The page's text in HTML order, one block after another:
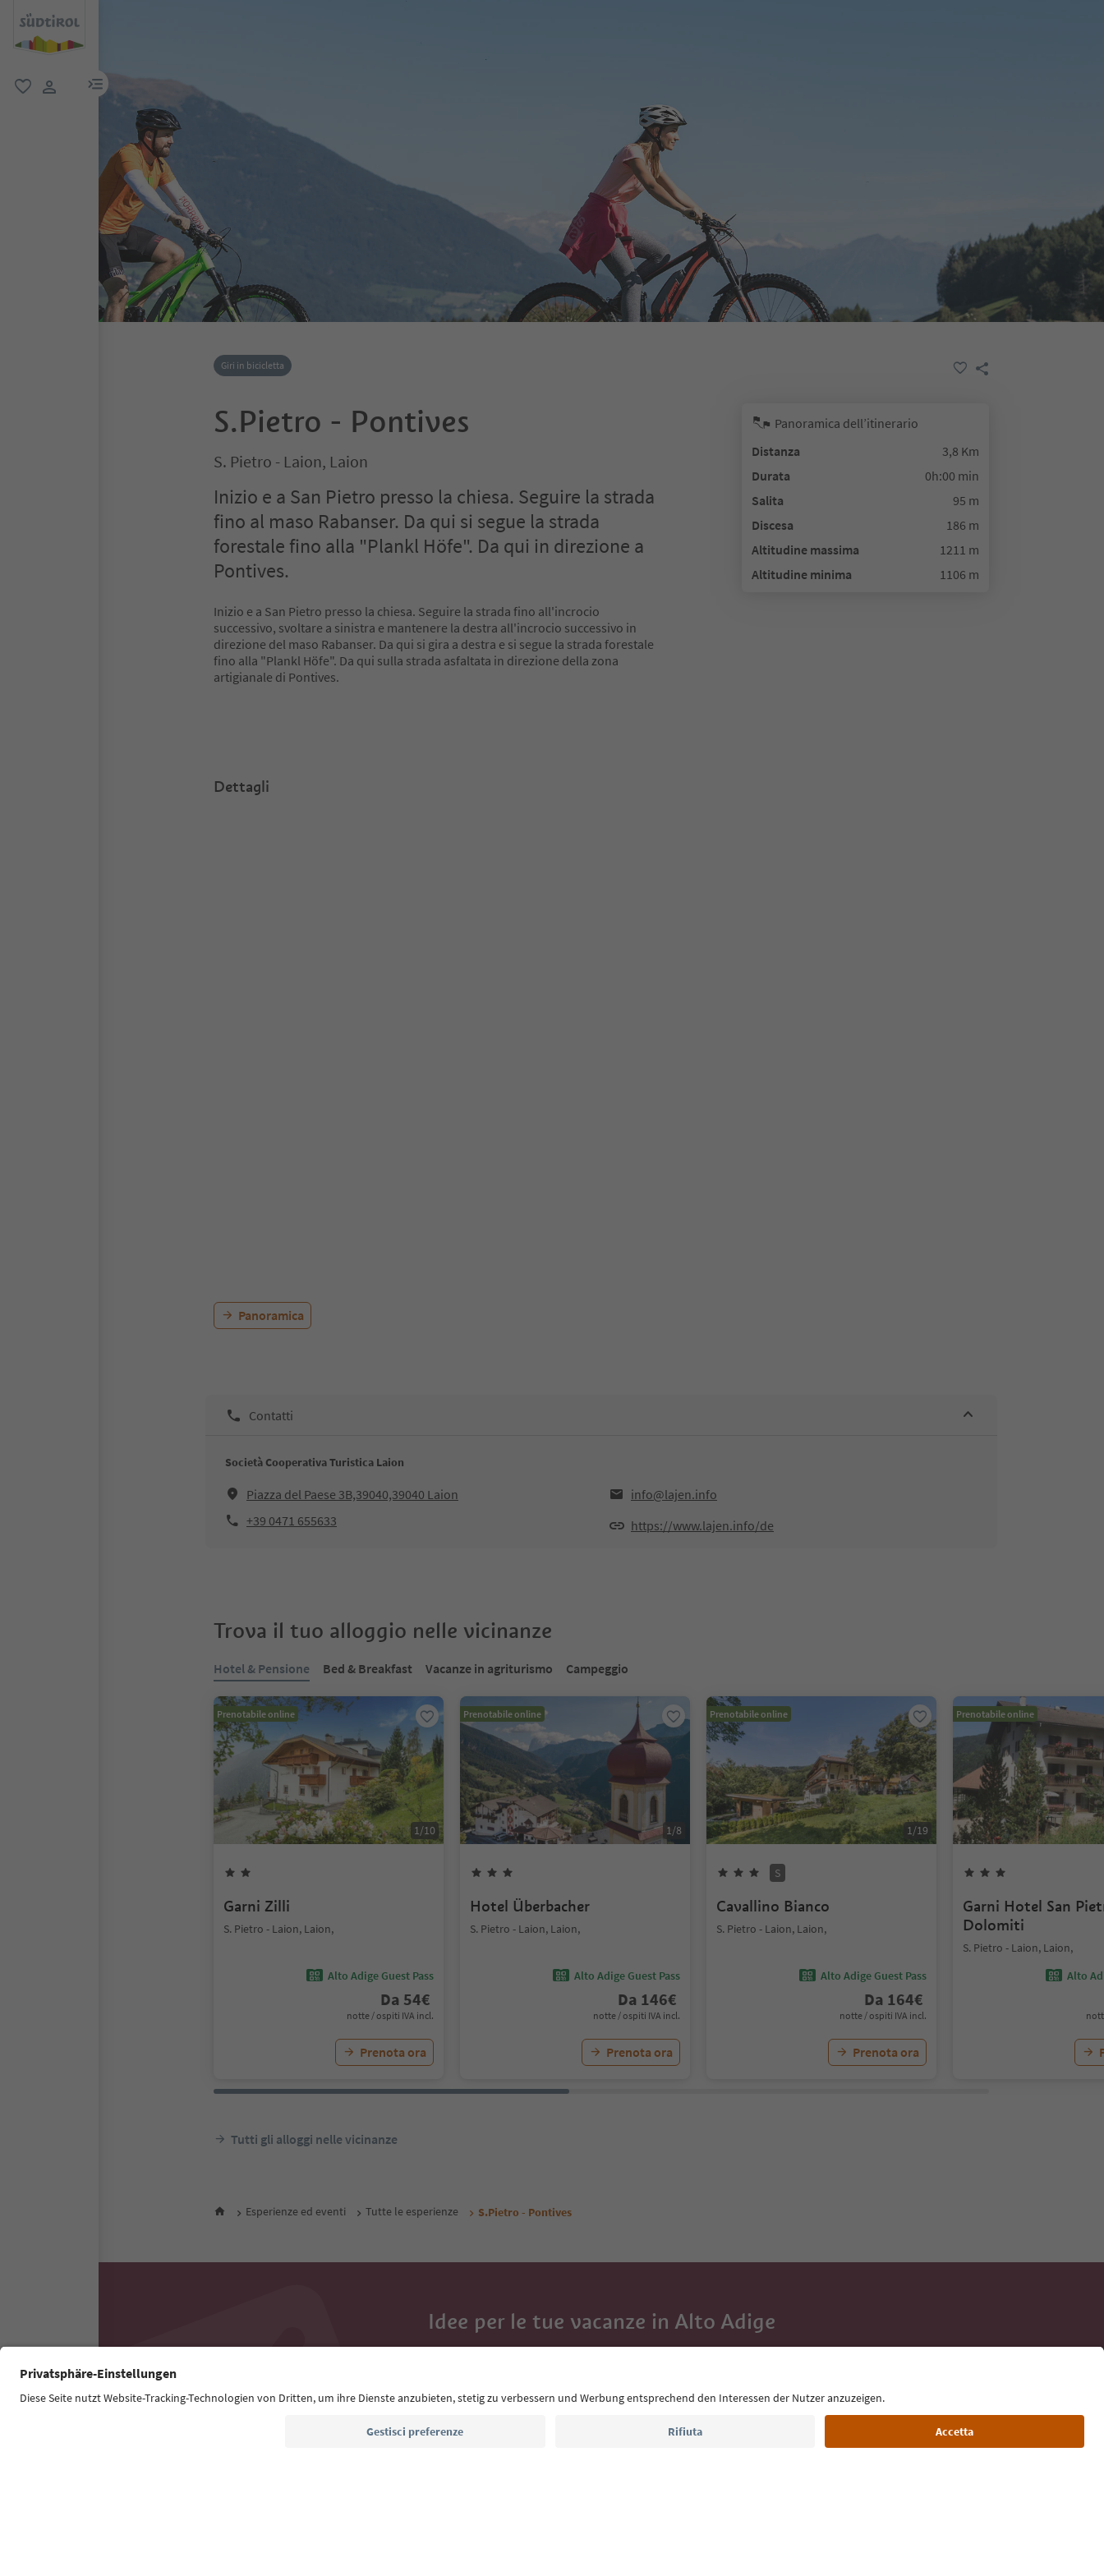
menu link
Giri in bicicletta
S.Pietro - Pontives
S. Pietro - Laion, Laion
Inizio e a San Pietro presso la chiesa. Seguire la strada
fino al maso Rabanser. Da qui si segue la strada
forestale fino alla "Plankl Höfe". Da qui in direzione a
Pontives.
Inizio e a San Pietro presso la chiesa. Seguire la strada fino all'incrocio
successivo, svoltare a sinistra e mantenere la destra all'incrocio successivo in
direzione del maso Rabanser. Da qui si gira a destra e si segue la strada forestale
fino alla "Plankl Höfe". Da qui sulla strada asfaltata in direzione della zona
artigianale di Pontives.
Panoramica dell’itinerario
Distanza
3,8 Km
Durata
0h:00 min
Salita
95 m
Discesa
186 m
Altitudine massima
1211 m
Altitudine minima
1106 m
Dettagli
Panoramica
Contatti
Società Cooperativa Turistica Laion
Piazza del Paese 3B,39040,39040 Laion
info@lajen.info
+39 0471 655633
https://www.lajen.info/de
Trova il tuo alloggio nelle vicinanze
Hotel & Pensione Bed & Breakfast Vacanze in agriturismo Campeggio
Prenotabile online
1/10
Garni Zilli
S. Pietro - Laion, Laion,
Alto Adige Guest Pass
Da 54€
notte / ospiti IVA incl.
Prenota ora
Prenotabile online
1/8
Hotel Überbacher
S. Pietro - Laion, Laion,
Alto Adige Guest Pass
Da 146€
notte / ospiti IVA incl.
Prenota ora
Prenotabile online
1/19
S
Cavallino Bianco
S. Pietro - Laion, Laion,
Alto Adige Guest Pass
Da 164€
notte / ospiti IVA incl.
Prenota ora
Prenotabile online
Garni Hotel San
Dolomiti
S. Pietro - Laion, Laion,
Alto
Tutti gli alloggi nelle vicinanze
Esperienze ed eventi Tutte le esperienze S.Pietro - Pontives
Idee per le tue vacanze in Alto Adige
Indirizzo e-mail*